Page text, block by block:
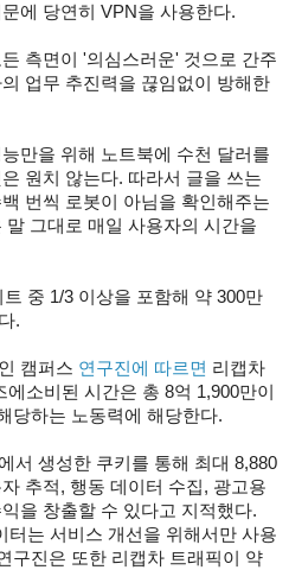
에 당연히 VPN을 사용한다.
측면이 '의심스러운' 것으로 간주
업무 추진력을 끊임없이 방해한
만을 위해 노트북에 수천 달러를
원치 않는다. 따라서 글을 쓰는
번씩 로봇이 아님을 확인해주는
그대로 매일 사용자의 시간을
중 1/3 이상을 포함해 약 300만
.
캠퍼스 연구진에 따르면 리캡차
소비된 시간은 총 8억 1,900만이
당하는 노동력에 해당한다.
서 생성한 쿠키를 통해 최대 8,880
추적, 행동 데이터 수집, 광고용
을 창출할 수 있다고 지적했다.
터는 서비스 개선을 위해서만 사용
구진은 또한 리캡차 트래픽이 약